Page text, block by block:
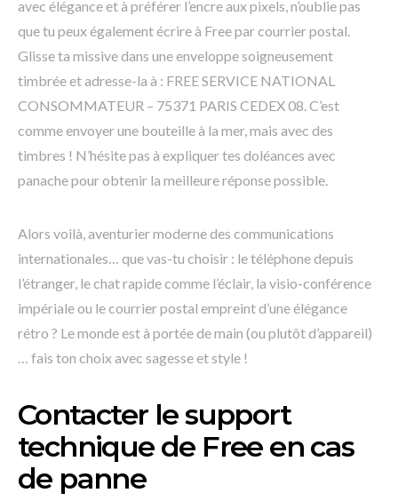
avec élégance et à préférer l’encre aux pixels, n’oublie pas
que tu peux également écrire à Free par courrier postal.
Glisse ta missive dans une enveloppe soigneusement
timbrée et adresse-la à : FREE SERVICE NATIONAL
CONSOMMATEUR – 75371 PARIS CEDEX 08. C’est
comme envoyer une bouteille à la mer, mais avec des
timbres ! N’hésite pas à expliquer tes doléances avec
panache pour obtenir la meilleure réponse possible.
Alors voilà, aventurier moderne des communications
internationales… que vas-tu choisir : le téléphone depuis
l’étranger, le chat rapide comme l’éclair, la visio-conférence
impériale ou le courrier postal empreint d’une élégance
rétro ? Le monde est à portée de main (ou plutôt d’appareil)
… fais ton choix avec sagesse et style !
Contacter le support
technique de Free en cas
de panne